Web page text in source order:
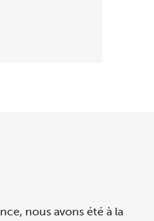
nous avons été à la